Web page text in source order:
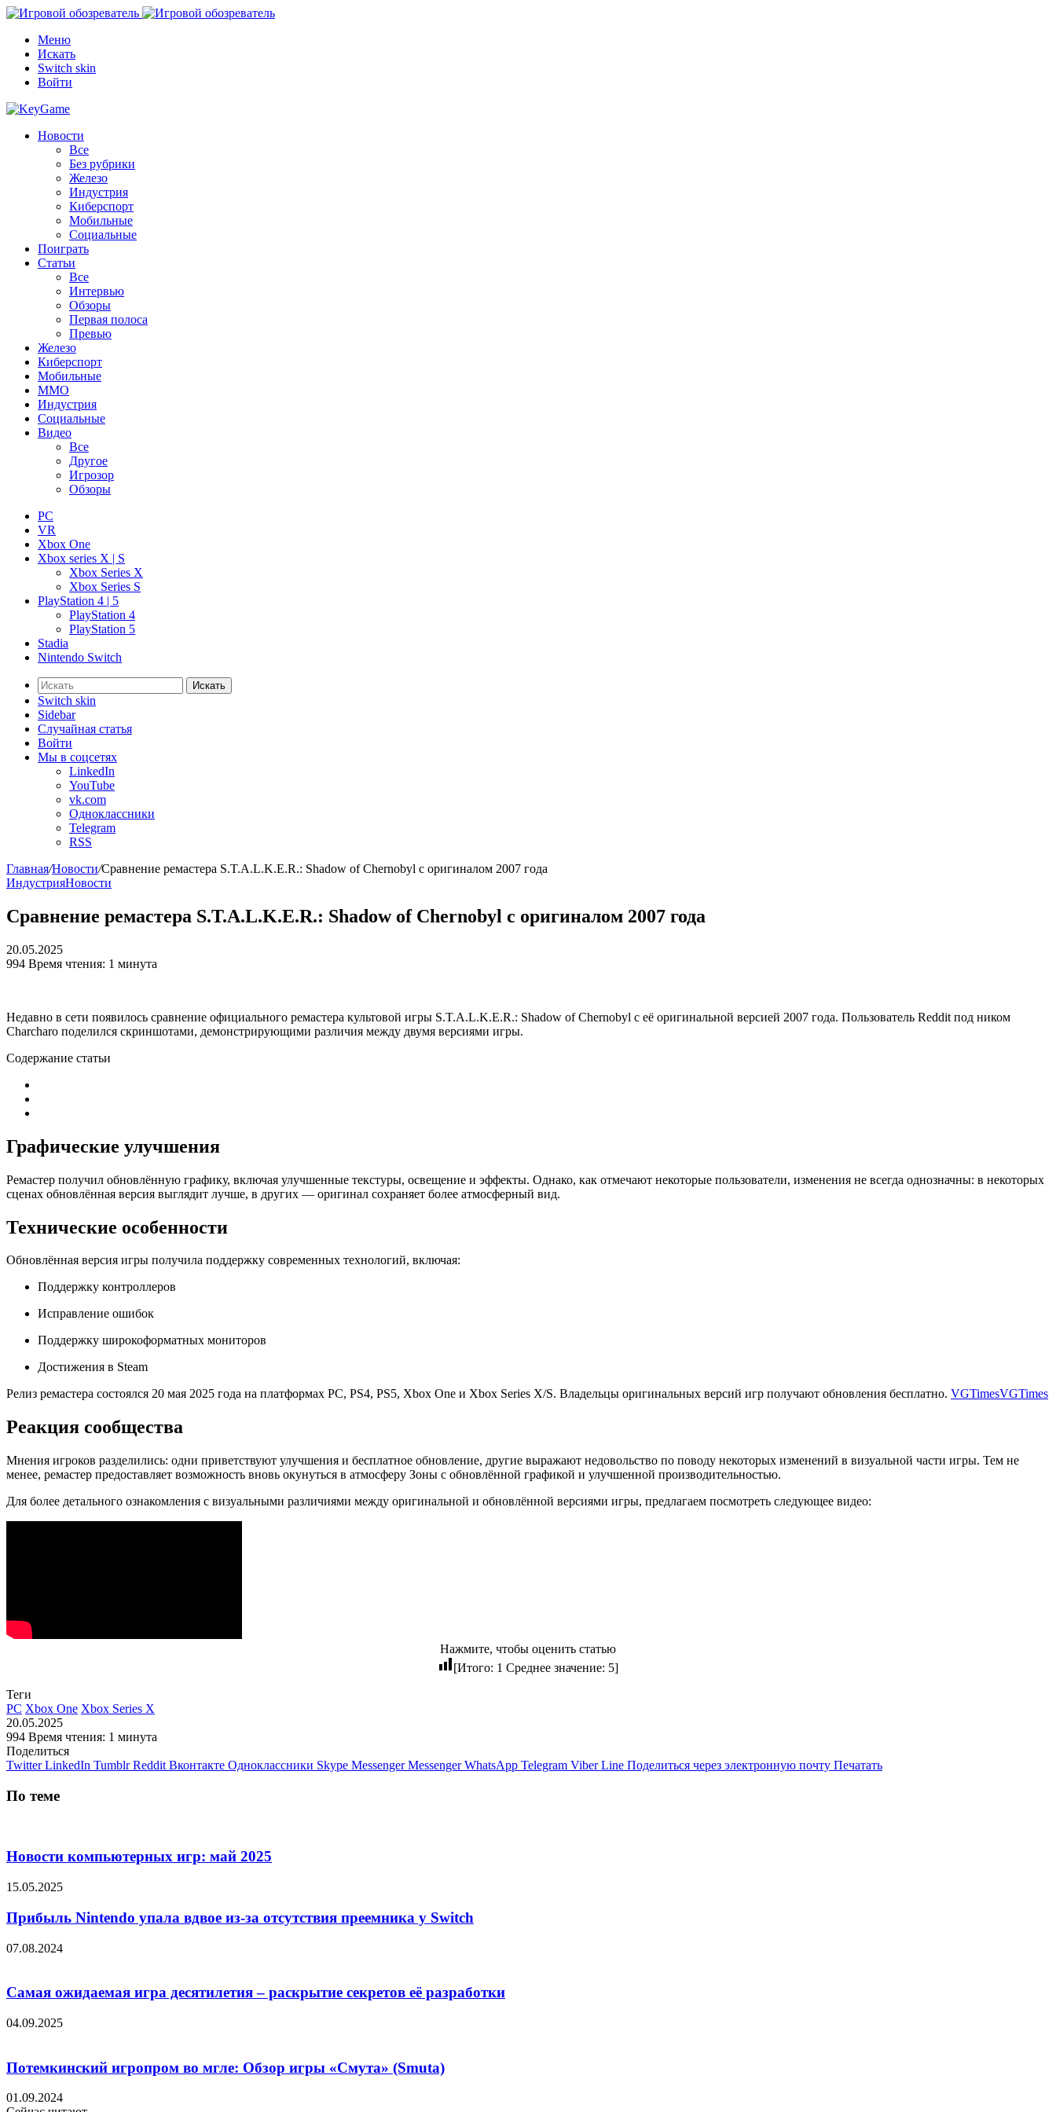
Меню
Искать
Switch skin
Войти
Новости
Все
Без рубрики
Железо
Индустрия
Киберспорт
Мобильные
Социальные
Поиграть
Статьи
Все
Интервью
Обзоры
Первая полоса
Превью
Железо
Киберспорт
Мобильные
ММО
Индустрия
Социальные
Видео
Все
Другое
Игрозор
Обзоры
PC
VR
Xbox One
Xbox series X | S
Xbox Series X
Xbox Series S
PlayStation 4 | 5
PlayStation 4
PlayStation 5
Stadia
Nintendo Switch
Искать
Switch skin
Sidebar
Случайная статья
Войти
Мы в соцсетях
LinkedIn
YouTube
vk.com
Одноклассники
Telegram
RSS
Главная/Новости/Сравнение ремастера S.T.A.L.K.E.R.: Shadow of Chernobyl с оригиналом 2007 года
ИндустрияНовости
Сравнение ремастера S.T.A.L.K.E.R.: Shadow of Chernobyl с оригиналом 2007 года
20.05.2025
994 Время чтения: 1 минута
Недавно в сети появилось сравнение официального ремастера культовой игры S.T.A.L.K.E.R.: Shadow of Chernobyl с её оригинальной версией 2007 года. Пользователь Reddit под ником
Charcharo поделился скриншотами, демонстрирующими различия между двумя версиями игры.
Содержание статьи
Графические улучшения
Ремастер получил обновлённую графику, включая улучшенные текстуры, освещение и эффекты. Однако, как отмечают некоторые пользователи, изменения не всегда однозначны: в некоторых
сценах обновлённая версия выглядит лучше, в других — оригинал сохраняет более атмосферный вид.
Технические особенности
Обновлённая версия игры получила поддержку современных технологий, включая:
Поддержку контроллеров
Исправление ошибок
Поддержку широкоформатных мониторов
Достижения в Steam
Релиз ремастера состоялся 20 мая 2025 года на платформах PC, PS4, PS5, Xbox One и Xbox Series X/S. Владельцы оригинальных версий игр получают обновления бесплатно. VGTimesVGTimes
Реакция сообщества
Мнения игроков разделились: одни приветствуют улучшения и бесплатное обновление, другие выражают недовольство по поводу некоторых изменений в визуальной части игры. Тем не
менее, ремастер предоставляет возможность вновь окунуться в атмосферу Зоны с обновлённой графикой и улучшенной производительностью.
Для более детального ознакомления с визуальными различиями между оригинальной и обновлённой версиями игры, предлагаем посмотреть следующее видео:
Нажмите, чтобы оценить статью
[Итого: 1 Среднее значение: 5]
Теги
PC Xbox One Xbox Series X
20.05.2025
994 Время чтения: 1 минута
Поделиться
Twitter LinkedIn Tumblr Reddit Вконтакте Одноклассники Skype Messenger Messenger WhatsApp Telegram Viber Line Поделиться через электронную почту Печатать
По теме
Новости компьютерных игр: май 2025
15.05.2025
Прибыль Nintendo упала вдвое из-за отсутствия преемника у Switch
07.08.2024
Самая ожидаемая игра десятилетия – раскрытие секретов её разработки
04.09.2025
Потемкинский игропром во мгле: Обзор игры «Смута» (Smuta)
01.09.2024